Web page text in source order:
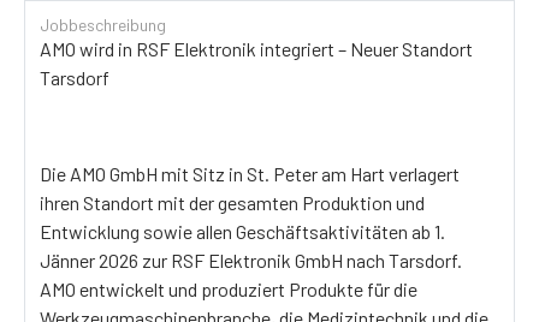
Jobbeschreibung
AMO wird in RSF Elektronik integriert – Neuer Standort
Tarsdorf
Die AMO GmbH mit Sitz in St. Peter am Hart verlagert
ihren Standort mit der gesamten Produktion und
Entwicklung sowie allen Geschäftsaktivitäten ab 1.
Jänner 2026 zur RSF Elektronik GmbH nach Tarsdorf.
AMO entwickelt und produziert Produkte für die